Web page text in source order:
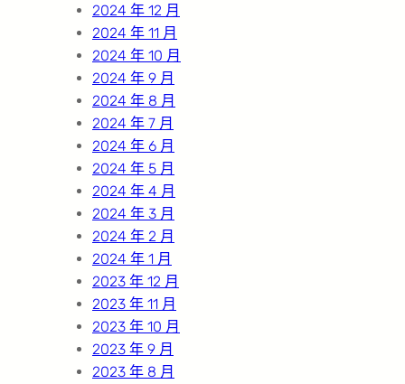
2024 年 12 月
2024 年 11 月
2024 年 10 月
2024 年 9 月
2024 年 8 月
2024 年 7 月
2024 年 6 月
2024 年 5 月
2024 年 4 月
2024 年 3 月
2024 年 2 月
2024 年 1 月
2023 年 12 月
2023 年 11 月
2023 年 10 月
2023 年 9 月
2023 年 8 月